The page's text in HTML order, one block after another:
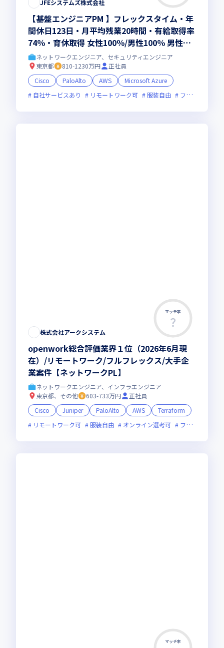
JFEシステムズ株式会社
【基盤エンジニアPM 】フレックスタイム・年
間休日123日・月平均残業20時間・有給取得率
74％・育休取得 女性100％/男性100％ 男性の
育休取得平均日数98.1日！
ネットワークエンジニア、セキュリティエンジニア
東京都
810-1230万円
正社員
Cisco
PaloAlto AWS
Microsoft Azure
自社サービスあり
リモートワーク可 服装自由 フレックス制度あり
マッチ率
株式会社アークシステム
openwork総合評価業界１位（2026年6月現
在）/リモートワーク/フルフレックス/大手企
業案件【ネットワークPL】
ネットワークエンジニア、インフラエンジニア
東京都、その他
603-733万円
正社員
Cisco
Juniper PaloAlto AWS
Terraform
リモートワーク可
服装自由 オンライン選考可 フレックス制度あり
マッチ率